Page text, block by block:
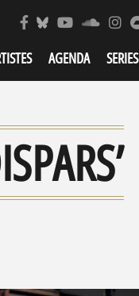
AGENDA SERIES